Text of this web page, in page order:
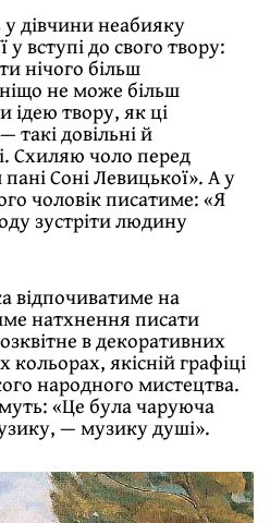
дівчини неабияку
у вступі до свого твору:
нічого більш
ніщо не може більш
ідею твору, як ці
такі довільні й
Схиляю чоло перед
Соні Левицької». А у
чоловік писатиме: «Я
зустріти лю­дину
відпочиватиме на
натхнення писати
в декоративних
якісній графіці
народного мистецтва.
«Це була чаруюча
— музику душі».